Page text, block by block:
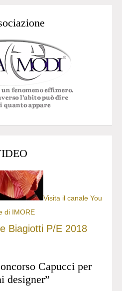
Visita il canale You
di IMORE
Biagiotti P/E 2018
Capucci per
designer”